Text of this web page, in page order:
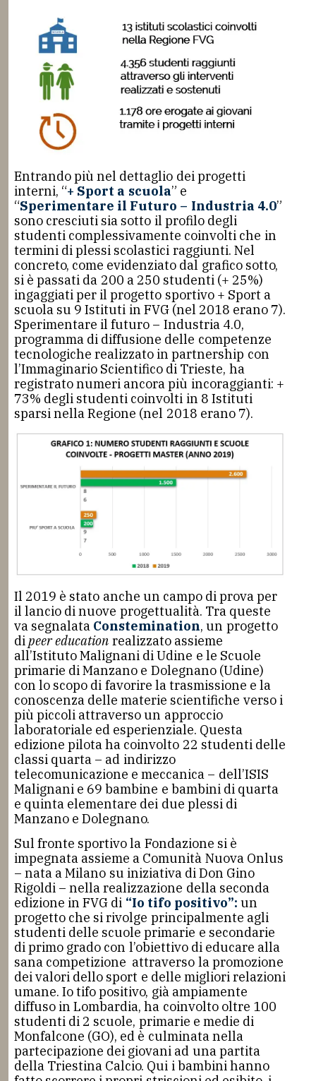
Entrando più nel dettaglio dei progetti
interni, “+ Sport a scuola” e
“Sperimentare il Futuro – Industria 4.0”
sono cresciuti sia sotto il profilo degli
studenti complessivamente coinvolti che in
termini di plessi scolastici raggiunti. Nel
concreto, come evidenziato dal grafico sotto,
si è passati da 200 a 250 studenti (+ 25%)
ingaggiati per il progetto sportivo + Sport a
scuola su 9 Istituti in FVG (nel 2018 erano 7).
Sperimentare il futuro – Industria 4.0,
programma di diffusione delle competenze
tecnologiche realizzato in partnership con
l’Immaginario Scientifico di Trieste, ha
registrato numeri ancora più incoraggianti: +
73% degli studenti coinvolti in 8 Istituti
sparsi nella Regione (nel 2018 erano 7).
Il 2019 è stato anche un campo di prova per
il lancio di nuove progettualità. Tra queste
va segnalata Constemination, un progetto
di peer education realizzato assieme
all’Istituto Malignani di Udine e le Scuole
primarie di Manzano e Dolegnano (Udine)
con lo scopo di favorire la trasmissione e la
conoscenza delle materie scientifiche verso i
più piccoli attraverso un approccio
laboratoriale ed esperienziale. Questa
edizione pilota ha coinvolto 22 studenti delle
classi quarta – ad indirizzo
telecomunicazione e meccanica – dell’ISIS
Malignani e 69 bambine e bambini di quarta
e quinta elementare dei due plessi di
Manzano e Dolegnano.
Sul fronte sportivo la Fondazione si è
impegnata assieme a Comunità Nuova Onlus
– nata a Milano su iniziativa di Don Gino
Rigoldi – nella realizzazione della seconda
edizione in FVG di “Io tifo positivo”:un
progetto che si rivolge principalmente agli
studenti delle scuole primarie e secondarie
di primo grado con l’obiettivo di educare alla
sana competizione attraverso la promozione
dei valori dello sport e delle migliori relazioni
umane. Io tifo positivo, già ampiamente
diffuso in Lombardia, ha coinvolto oltre 100
studenti di 2 scuole, primarie e medie di
Monfalcone (GO), ed è culminata nella
partecipazione dei giovani ad una partita
della Triestina Calcio. Qui i bambini hanno